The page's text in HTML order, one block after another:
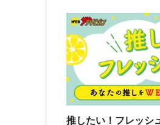
推したい！フレッシ